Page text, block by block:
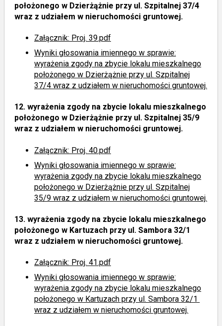
położonego w Dzierżążnie przy ul. Szpitalnej 37/4
wraz z udziałem w nieruchomości gruntowej.
Załącznik: Proj. 39.pdf
Wyniki głosowania imiennego w sprawie:
wyrażenia zgody na zbycie lokalu mieszkalnego
położonego w Dzierżążnie przy ul. Szpitalnej
37/4 wraz z udziałem w nieruchomości gruntowej.
12. wyrażenia zgody na zbycie lokalu mieszkalnego
położonego w Dzierżążnie przy ul. Szpitalnej 35/9
wraz z udziałem w nieruchomości gruntowej.
Załącznik: Proj. 40.pdf
Wyniki głosowania imiennego w sprawie:
wyrażenia zgody na zbycie lokalu mieszkalnego
położonego w Dzierżążnie przy ul. Szpitalnej
35/9 wraz z udziałem w nieruchomości gruntowej.
13. wyrażenia zgody na zbycie lokalu mieszkalnego
położonego w Kartuzach przy ul. Sambora 32/1
wraz z udziałem w nieruchomości gruntowej.
Załącznik: Proj. 41.pdf
Wyniki głosowania imiennego w sprawie:
wyrażenia zgody na zbycie lokalu mieszkalnego
położonego w Kartuzach przy ul. Sambora 32/1
wraz z udziałem w nieruchomości gruntowej.